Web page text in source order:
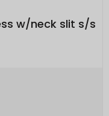
w/neck slit s/s